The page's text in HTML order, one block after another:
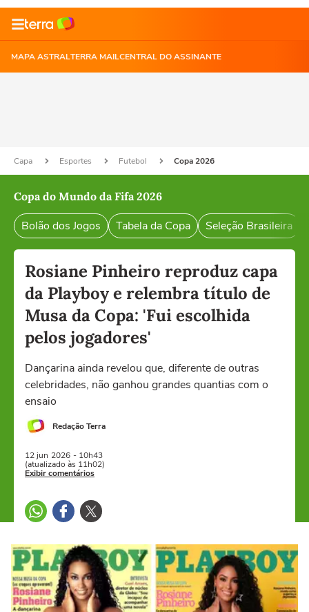
MAPA ASTRALTERRA MAILCENTRAL DO ASSINANTE
Capa Esportes Futebol Copa 2026
Copa do Mundo da Fifa 2026
Bolão dos Jogos Tabela da Copa Seleção Brasileira
Rosiane Pinheiro reproduz capa
da Playboy e relembra título de
Musa da Copa: 'Fui escolhida
pelos jogadores'
Dançarina ainda revelou que, diferente de outras
celebridades, não ganhou grandes quantias com o
ensaio
Redação Terra
12 jun 2026 - 10h43
(atualizado às 11h02)
Exibir comentários